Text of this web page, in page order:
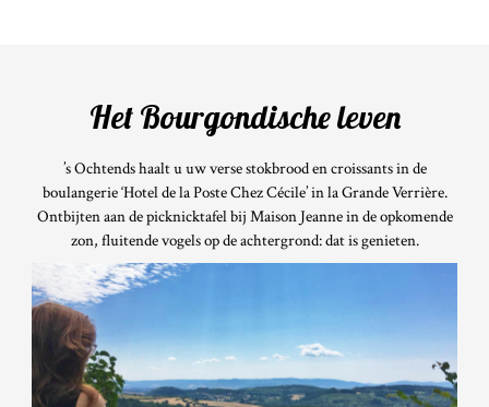
Het Bourgondische leven
’s Ochtends haalt u uw verse stokbrood en croissants in de
boulangerie ‘Hotel de la Poste Chez Cécile’ in la Grande Verrière.
Ontbijten aan de picknicktafel bij Maison Jeanne in de opkomende
zon, fluitende vogels op de achtergrond: dat is genieten.